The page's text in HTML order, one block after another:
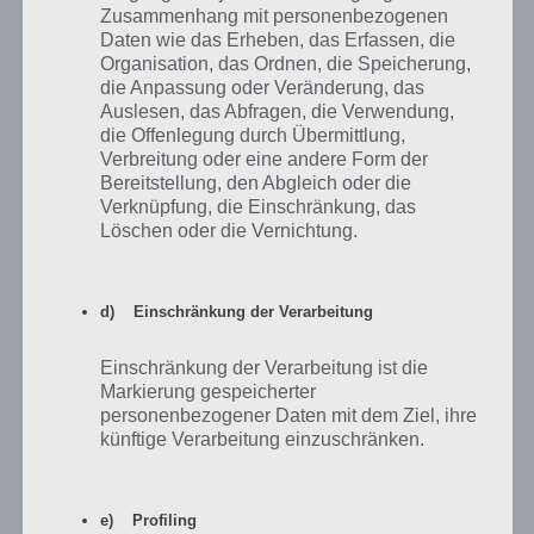
gute Belohnungen ein
Weitere Tipps und Tricks rund um Credits
Abschließend habe ich noch ein paar weitere Tipps und Tricks rund
Stunden spielen können ohne in Not zu geraten, was die Credits
Zusammenhang mit personenbezogenen
Daten wie das Erheben, das Erfassen, die
Organisation, das Ordnen, die Speicherung,
die Anpassung oder Veränderung, das
Auslesen, das Abfragen, die Verwendung,
die Offenlegung durch Übermittlung,
Verbreitung oder eine andere Form der
Bereitstellung, den Abgleich oder die
Verknüpfung, die Einschränkung, das
Löschen oder die Vernichtung.
d) Einschränkung der Verarbeitung
Einschränkung der Verarbeitung ist die
Markierung gespeicherter
personenbezogener Daten mit dem Ziel, ihre
künftige Verarbeitung einzuschränken.
e) Profiling